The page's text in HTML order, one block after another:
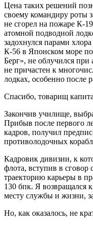
Цена таких решений
своему командиру роты
не сгорел на пожаре К-
атомной подводной
задохнулся парами
К-56 в Японском море
Берг», не облучился
не причастен к
лодках, особенно после
Спасибо, товарищ
Закончив училище,
Прибыв после первого
кадров, получил
противолодочных
Кадровик дивизии, к
флота, вступив в сговор
траекторию карьеры в
130 бпк. Я возвращался
месту службы и жизни,
Но, как оказалось, не